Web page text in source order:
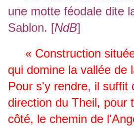
une motte féodale dite
Sablon. [NdB]
« Construction
qui domine la vallée de
Pour s'y rendre, il suffit
direction du Theil, pour
côté, le chemin de